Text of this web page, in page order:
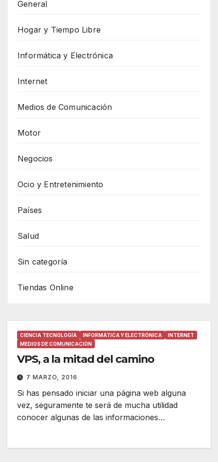
General
Hogar y Tiempo Libre
Informática y Electrónica
Internet
Medios de Comunicación
Motor
Negocios
Ocio y Entretenimiento
Países
Salud
Sin categoría
Tiendas Online
CIENCIA TECNOLOGÍA INFORMÁTICA Y ELECTRÓNICA
INTERNET
MEDIOS DE COMUNICACIÓN
VPS, a la mitad del camino
7 MARZO, 2016
Si has pensado iniciar una página web alguna
vez, seguramente te será de mucha utilidad
conocer algunas de las informaciones…